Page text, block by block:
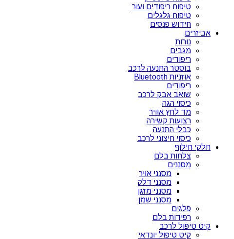
טיפוח ריפודים ועור
טיפוח גלגלים
חידוש פנסים
אביזרים
נורות
מגבים
ריפודים
בוסטר התנעה לרכב
אוזניות Bluetooth
ריפודים
שואב אבק לרכב
כיסוי הגה
מד לחץ אוויר
רצועות קשירה
כבלי התנעה
כיסוי חיצוני לרכב
חלקי חילוף
צלחות בלם
מסננים
מסנני אויר
מסנני דלק
מסנני מזגן
מסנני שמן
פלגים
רפידות בלם
קיט טיפול לרכב
קיט טיפול יונדאי